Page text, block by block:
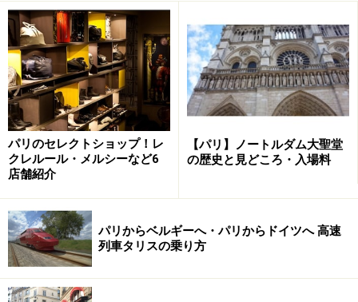
セキュリティ・治安問題
夜のカフェで女性一人はあまり見かけない (c) Paris Tourist
Office - Photographe : Amelie Dupont
近年起こった複数のテロ事件によりパリは警備を強化し
ていますが、だからといって犯罪に巻き込まれないと断
言できるわけではありません。滞在中は常に気を引き締
めて、少しでもおかしいなと思ったら無視する、断る、
ついていかないということを頭に叩き込んでおきましょ
う。
パリのセレクトショップ！レ
クレルール・メルシーなど6
店舗紹介
【パリ】ノートルダム大聖堂
の歴史と見どころ・入場料
パリからベルギーへ・パリからドイツへ 高速
列車タリスの乗り方